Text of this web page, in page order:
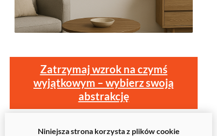
Zatrzymaj wzrok na czymś
wyjątkowym – wybierz swoją
abstrakcję
Niniejsza strona korzysta z plików cookie